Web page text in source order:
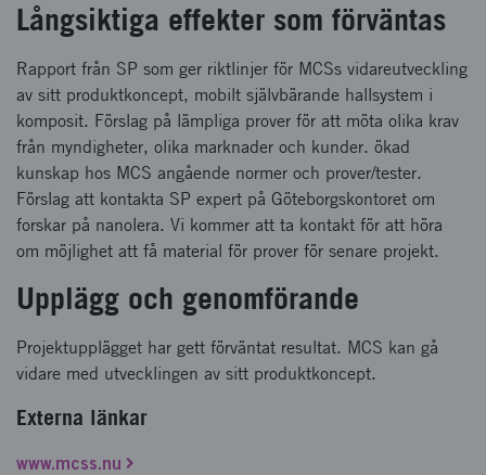
Långsiktiga effekter som förväntas
Rapport från SP som ger riktlinjer för MCSs vidareutveckling
av sitt produktkoncept, mobilt självbärande hallsystem i
komposit. Förslag på lämpliga prover för att möta olika krav
från myndigheter, olika marknader och kunder. ökad
kunskap hos MCS angående normer och prover/tester.
Förslag att kontakta SP expert på Göteborgskontoret om
forskar på nanolera. Vi kommer att ta kontakt för att höra
om möjlighet att få material för prover för senare projekt.
Upplägg och genomförande
Projektupplägget har gett förväntat resultat. MCS kan gå
vidare med utvecklingen av sitt produktkoncept.
Externa länkar
www.mcss.nu